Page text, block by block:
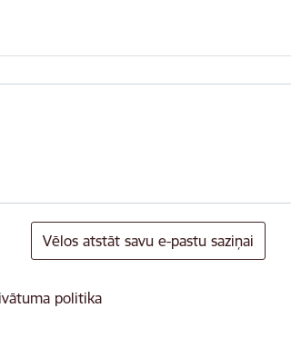
Vēlos atstāt savu e-pastu saziņai
politika